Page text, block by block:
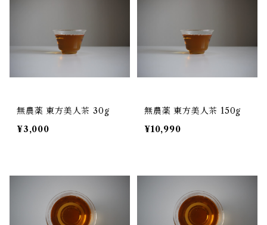
無農薬 東方美人茶 30g
¥3,000
無農薬 東方美人茶 150g
¥10,990